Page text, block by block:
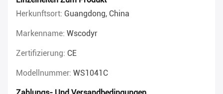
Herkunftsort: Guangdong, China
Markenname: Wscodyr
Zertifizierung: CE
Modellnummer: WS1041C